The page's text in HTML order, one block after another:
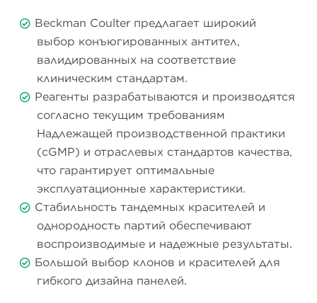
Beckman Coulter предлагает широкий
выбор конъюгированных антител,
валидированных на соответствие
клиническим стандартам.
Реагенты разрабатываются и производятся
согласно текущим требованиям
Надлежащей производственной практики
(cGMP) и отраслевых стандартов качества,
что гарантирует оптимальные
эксплуатационные характеристики.
Стабильность тандемных красителей и
однородность партий обеспечивают
воспроизводимые и надежные результаты.
Большой выбор клонов и красителей для
гибкого дизайна панелей.